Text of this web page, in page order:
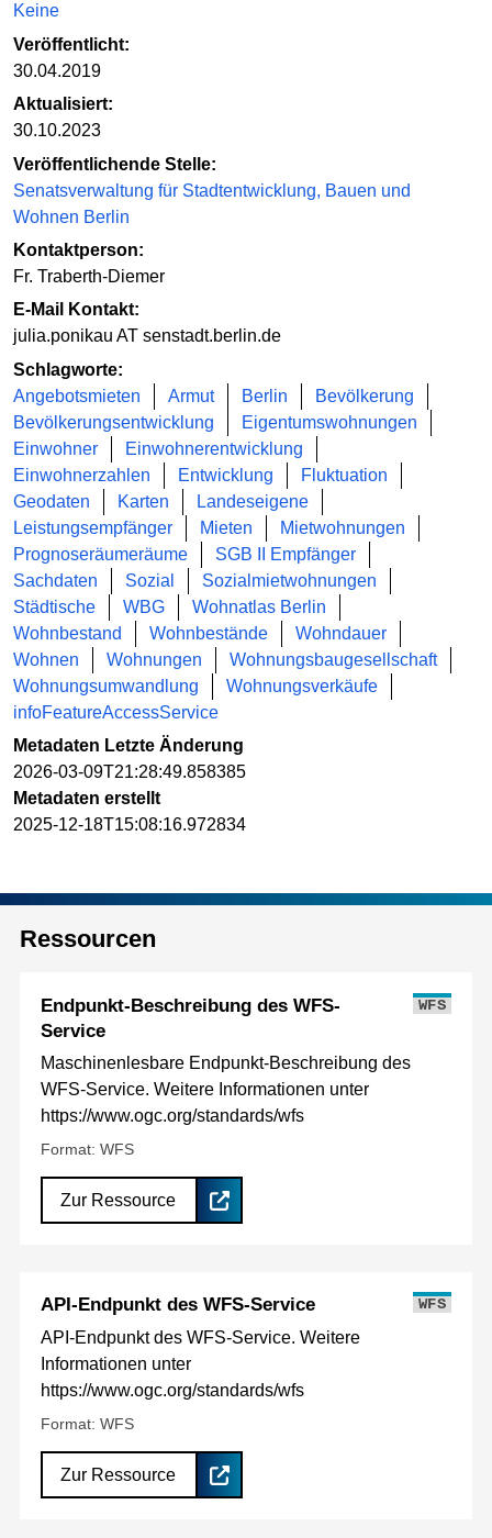
Keine
Veröffentlicht:
30.04.2019
Aktualisiert:
30.10.2023
Veröffentlichende Stelle:
Senatsverwaltung für Stadtentwicklung, Bauen und
Wohnen Berlin
Kontaktperson:
Fr. Traberth-Diemer
E-Mail Kontakt:
julia.ponikau AT senstadt.berlin.de
Schlagworte:
Angebotsmieten
Armut Berlin
Bevölkerung
Bevölkerungsentwicklung
Eigentumswohnungen
Einwohner
Einwohnerentwicklung
Einwohnerzahlen
Entwicklung
Fluktuation
Geodaten
Karten
Landeseigene
Leistungsempfänger
Mieten
Mietwohnungen
Prognoseräumeräume
SGB II Empfänger
Sachdaten
Sozial
Sozialmietwohnungen
Städtische
WBG
Wohnatlas Berlin
Wohnbestand
Wohnbestände
Wohndauer
Wohnen
Wohnungen
Wohnungsbaugesellschaft
Wohnungsumwandlung
Wohnungsverkäufe
infoFeatureAccessService
Metadaten Letzte Änderung
2026-03-09T21:28:49.858385
Metadaten erstellt
2025-12-18T15:08:16.972834
Ressourcen
Endpunkt-Beschreibung des WFS-
Service
WFS
Maschinenlesbare Endpunkt-Beschreibung des
WFS-Service. Weitere Informationen unter
https://www.ogc.org/standards/wfs
Format: WFS
Zur Ressource
API-Endpunkt des WFS-Service WFS
API-Endpunkt des WFS-Service. Weitere
Informationen unter
https://www.ogc.org/standards/wfs
Format: WFS
Zur Ressource